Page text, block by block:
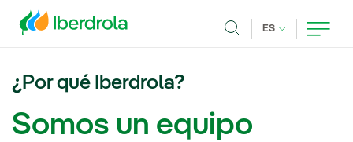
ES IDIOMA
¿Por qué Iberdrola?
Somos un equipo